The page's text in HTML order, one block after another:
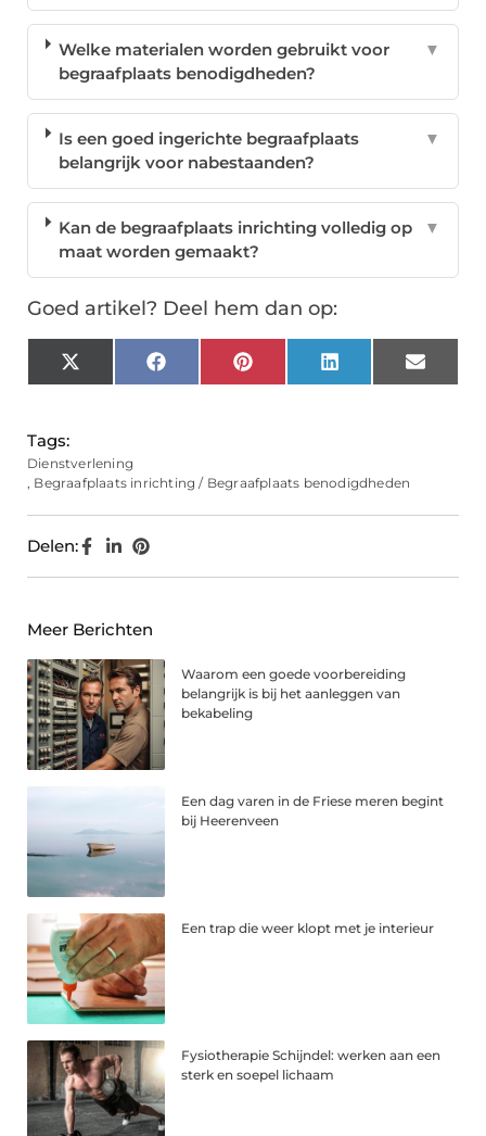
Welke materialen worden gebruikt voor
begraafplaats benodigdheden?
▼
Is een goed ingerichte begraafplaats
belangrijk voor nabestaanden?
▼
Kan de begraafplaats inrichting volledig op
maat worden gemaakt?
▼
Goed artikel? Deel hem dan op:
X
(Twitter)
FacebookPinterest LinkedIn Email
Tags:
Dienstverlening
, Begraafplaats inrichting / Begraafplaats benodigdheden
Delen:
Meer Berichten
Waarom een goede voorbereiding
belangrijk is bij het aanleggen van
bekabeling
Een dag varen in de Friese meren begint
bij Heerenveen
Een trap die weer klopt met je interieur
Fysiotherapie Schijndel: werken aan een
sterk en soepel lichaam